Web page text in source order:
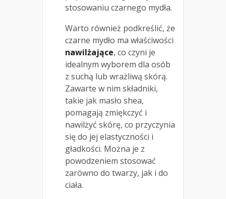
stosowaniu czarnego mydła.
Warto również podkreślić, że
czarne mydło ma właściwości
nawilżające, co czyni je
idealnym wyborem dla osób
z suchą lub wrażliwą skórą.
Zawarte w nim składniki,
takie jak masło shea,
pomagają zmiękczyć i
nawilżyć skórę, co przyczynia
się do jej elastyczności i
gładkości. Można je z
powodzeniem stosować
zarówno do twarzy, jak i do
ciała.